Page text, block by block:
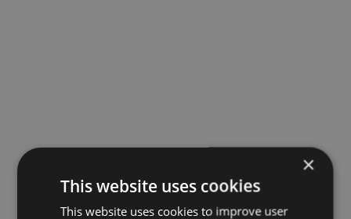
×
This website uses cookies
This website uses cookies to improve user